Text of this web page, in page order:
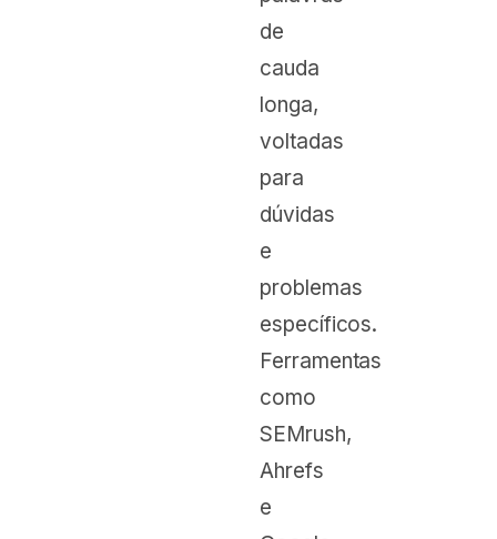
de
cauda
longa,
voltadas
para
dúvidas
e
problemas
específicos.
Ferramentas
como
SEMrush,
Ahrefs
e